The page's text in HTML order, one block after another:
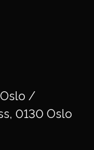
/
0130 Oslo